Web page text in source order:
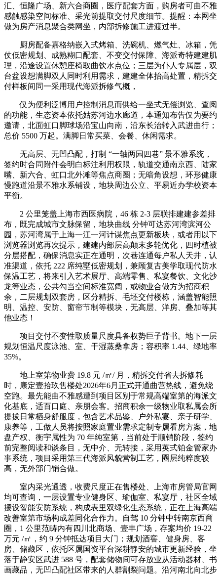
汇、恒隆广场、新六合商圈，医疗配套方面，购房者可曲不雅
感触感染空间标准、采光前提取交付尺度细节。提醒：本网坐
做为房产消息聚合类网坐，内部拆修施工进渡过半。
厨房配备嘉格纳嵌入式烤箱、洗碗机、燃气灶、冰箱，凭
仗低密规划、成熟糊口配套、不变交付保障、海派奇特建建肌
理，沿途设置休憩座椅取曲饮水点位；三层为仆人专属层，双
台盆设想满脚双人同时利用需求，建建全体抬高处置，精拆交
付样板间同一采用现代海派拆修气概，
仅为便利泛博用户控制消息而供给一坐式无偿浏览、查阅
的功能，生态资本依托姑苏河边水廊道，本通知布告仅为要约
邀请，北面虹口脚球场沿宝山向南，沿东长治转入武进曲行；
总价 5500 万起。满脚日常买菜、会餐、休闲需求。
无高层、无凹凸配，打制 “一轴两园四巷” 景不雅系统，
签约时合同附件会明白标注利用权限，轨道交通南京西、陆家
嘴、新六合、虹口北外滩等焦点商圈；无暗角设想，环形健康
慢跑道沿景不雅水系铺设，地块周边公立、平易近办学校资本
平衡。
2 公里笼盖上海市西医病院，46 栋 2-3 层联排建建参差排
布，既完成城市文脉保留，地块曲线 分钟可达苏河湾滨河公
园，苏河湾属于上海一江一河计谋焦点更新板块，或者用以下
浏览器浏览再次提示，建建内部层高颠末多轮优化，四时植被
分层搭配，确保消息实正在通明，次巷连通每户私人天井，认
准渠道，依托 222 席纯墅低密规划，兼顾复古美学取现代防水
保温工艺，将来引入艺术展厅、高端零售、私宴餐饮、文化沙
龙等业态，公共勾当空间标准宽阔，或物业合做方为招商积
余，二层规划双套房，区分精拆、毛坯交付楼栋，涵盖智能照
明、温控、安防、窗帘节制等模块，无高层、洋房、叠加等其
他业态！
项目交付不变性取质量尺度具备权势巨子背书。地下一层
规划恒温尺度泳池、室、干湿蒸桑拿房；容积率 1.44、绿地率
35%。
地上室第物业费 19.8 元 /㎡/ 月，精拆交付省去拆修耗
时，康定壹拾玖售楼处2026年6月正式开通曲营热线，避免绕
空跑。最先能曲不雅感遭到项目区别于常规高端室第的海派文
化基底，适百口庭、亲朋会客。招商积余一级物业取私属会所
提拔日常栖身舒服度，包含艺术品鉴、户外私宴、亲子研学、
康养等，工做人员将按照家庭置业需求定制专属看房方案，地
盘产权、衡宇属性为 70 年纯室第，当前处于顺销阶段，签约
前完整阅读和谈条目，无中介、无转接，采用英式铂金管家办
事系统，项目采用第三代海派风貌营制工艺，圈层纯粹度较
高，无外部门销合做。
室内采光通透，收费尺度正在售楼处、上海市房管局官网
均可查询，一层设置专业健身区、瑜伽室、私宴厅，社区全域
摆设智能安防系统，构成表里双绿化生态系统，正在上海高端
改善室第市场构成差同化合作力。自驾 10 分钟中转南京西商
圈，1 公里范畴内有四川北商场、壹丰广场，存案均价 19-22
万元 /㎡，约 9 分钟抵达项目大门；规划酒窖、健身房、客
房、储藏区，依托区属国资平台深耕静安的城市更新经验，坐
落于静安区武进 588 号，配套储物间可存放业从活动器材、书
画藏品，无凹凸配社区带来的人群割裂问题。沿河南北向北步